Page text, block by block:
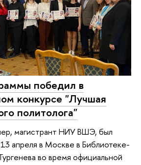
победил в
конкурсе "Лучшая
политолога"
магистрант НИУ ВШЭ, был
апреля в Москве в Библиотеке-
во время официальной